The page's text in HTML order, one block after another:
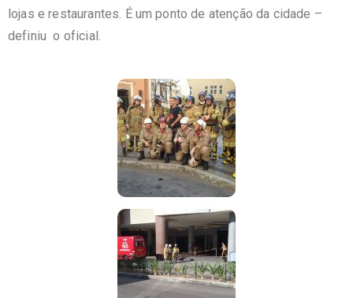
lojas e restaurantes. É um ponto de atenção da cidade –
definiu o oficial.